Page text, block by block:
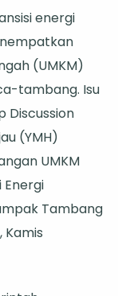
Transisi
Energi
di
Kaltim
Rumuskan
Strategi
UMKM
Pasca-
Tambang
energi
(UMKM)
tambang. Isu
Discussion
(YMH)
UMKM
Tambang
Kamis